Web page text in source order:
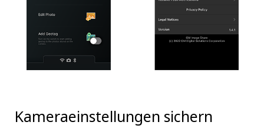
Kameraeinstellungen sichern